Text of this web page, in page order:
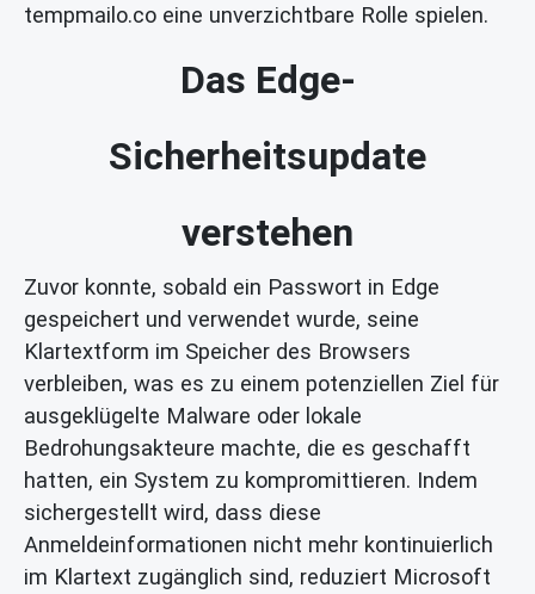
tempmailo.co eine unverzichtbare Rolle spielen.
Das Edge-
Sicherheitsupdate
verstehen
Zuvor konnte, sobald ein Passwort in Edge
gespeichert und verwendet wurde, seine
Klartextform im Speicher des Browsers
verbleiben, was es zu einem potenziellen Ziel für
ausgeklügelte Malware oder lokale
Bedrohungsakteure machte, die es geschafft
hatten, ein System zu kompromittieren. Indem
sichergestellt wird, dass diese
Anmeldeinformationen nicht mehr kontinuierlich
im Klartext zugänglich sind, reduziert Microsoft